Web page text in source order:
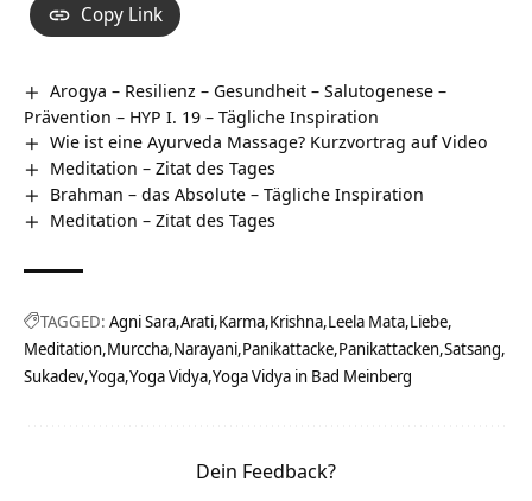
Copy Link
Arogya – Resilienz – Gesundheit – Salutogenese –
Prävention – HYP I. 19 – Tägliche Inspiration
Wie ist eine Ayurveda Massage? Kurzvortrag auf Video
Meditation – Zitat des Tages
Brahman – das Absolute – Tägliche Inspiration
Meditation – Zitat des Tages
TAGGED: Agni Sara Arati Karma Krishna Leela Mata Liebe
Meditation Murccha Narayani Panikattacke Panikattacken Satsang
Sukadev Yoga Yoga Vidya Yoga Vidya in Bad Meinberg
Dein Feedback?